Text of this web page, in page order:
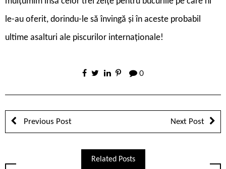
le-au oferit, dorindu-le să învingă și în aceste probabil
ultime asalturi ale piscurilor internaționale!
0
Previous Post Next Post
Related Posts